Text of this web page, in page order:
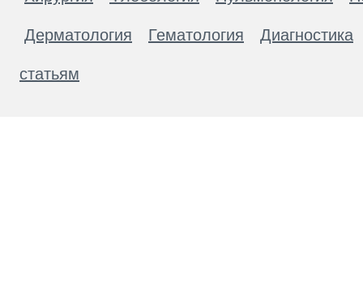
Дерматология Гематология Диагностика
статьям